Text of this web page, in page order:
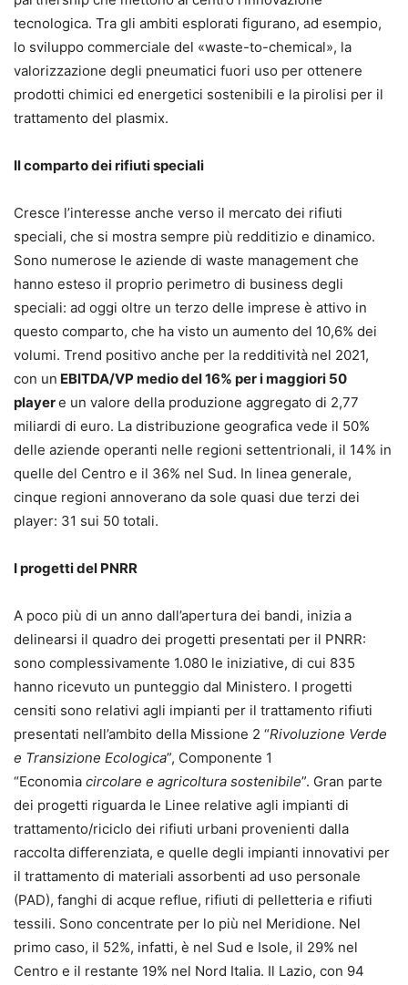
tecnologica. Tra gli ambiti esplorati figurano, ad esempio,
lo sviluppo commerciale del «waste-to-chemical», la
valorizzazione degli pneumatici fuori uso per ottenere
prodotti chimici ed energetici sostenibili e la pirolisi per il
trattamento del plasmix.
Il comparto dei rifiuti speciali
Cresce l’interesse anche verso il mercato dei rifiuti
speciali, che si mostra sempre più redditizio e dinamico.
Sono numerose le aziende di waste management che
hanno esteso il proprio perimetro di business degli
speciali: ad oggi oltre un terzo delle imprese è attivo in
questo comparto, che ha visto un aumento del 10,6% dei
volumi. Trend positivo anche per la redditività nel 2021,
con un EBITDA/VP medio del 16% per i maggiori 50
playere un valore della produzione aggregato di 2,77
miliardi di euro. La distribuzione geografica vede il 50%
delle aziende operanti nelle regioni settentrionali, il 14% in
quelle del Centro e il 36% nel Sud. In linea generale,
cinque regioni annoverano da sole quasi due terzi dei
player: 31 sui 50 totali.
I progetti del PNRR
A poco più di un anno dall’apertura dei bandi, inizia a
delinearsi il quadro dei progetti presentati per il PNRR:
sono complessivamente 1.080 le iniziative, di cui 835
hanno ricevuto un punteggio dal Ministero. I progetti
censiti sono relativi agli impianti per il trattamento rifiuti
presentati nell’ambito della Missione 2 “Rivoluzione Verde
e Transizione Ecologica”, Componente 1
“Economia circolare e agricoltura sostenibile”. Gran parte
dei progetti riguarda le Linee relative agli impianti di
trattamento/riciclo dei rifiuti urbani provenienti dalla
raccolta differenziata, e quelle degli impianti innovativi per
il trattamento di materiali assorbenti ad uso personale
(PAD), fanghi di acque reflue, rifiuti di pelletteria e rifiuti
tessili. Sono concentrate per lo più nel Meridione. Nel
primo caso, il 52%, infatti, è nel Sud e Isole, il 29% nel
Centro e il restante 19% nel Nord Italia. Il Lazio, con 94